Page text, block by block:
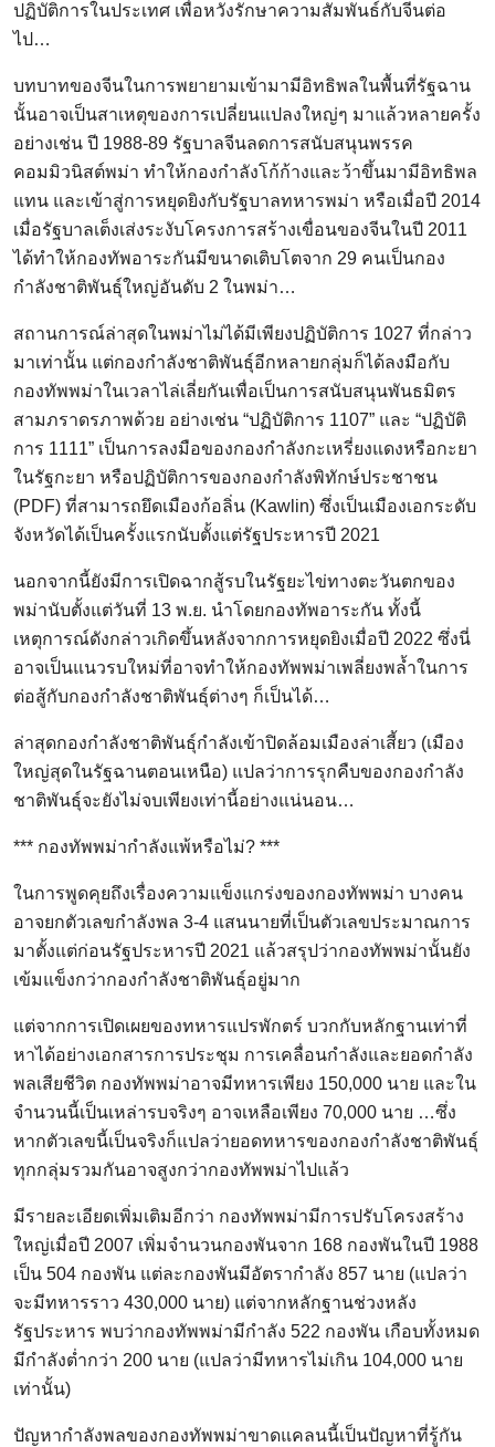
ปฏิบัติการในประเทศ เพื่อหวังรักษาความสัมพันธ์กับจีนต่อ
ไป…
บทบาทของจีนในการพยายามเข้ามามีอิทธิพลในพื้นที่รัฐฉาน
นั้นอาจเป็นสาเหตุของการเปลี่ยนแปลงใหญ่ๆ มาแล้วหลายครั้ง
อย่างเช่น ปี 1988-89 รัฐบาลจีนลดการสนับสนุนพรรค
คอมมิวนิสต์พม่า ทำให้กองกำลังโก้ก้างและว้าขึ้นมามีอิทธิพล
แทน และเข้าสู่การหยุดยิงกับรัฐบาลทหารพม่า หรือเมื่อปี 2014
เมื่อรัฐบาลเต็งเส่งระงับโครงการสร้างเขื่อนของจีนในปี 2011
ได้ทำให้กองทัพอาระกันมีขนาดเติบโตจาก 29 คนเป็นกอง
กำลังชาติพันธุ์ใหญ่อันดับ 2 ในพม่า…
สถานการณ์ล่าสุดในพม่าไม่ได้มีเพียงปฏิบัติการ 1027 ที่กล่าว
มาเท่านั้น แต่กองกำลังชาติพันธุ์อีกหลายกลุ่มก็ได้ลงมือกับ
กองทัพพม่าในเวลาไล่เลี่ยกันเพื่อเป็นการสนับสนุนพันธมิตร
สามภราดรภาพด้วย อย่างเช่น “ปฏิบัติการ 1107” และ “ปฏิบัติ
การ 1111” เป็นการลงมือของกองกำลังกะเหรี่ยงแดงหรือกะยา
ในรัฐกะยา หรือปฏิบัติการของกองกำลังพิทักษ์ประชาชน
(PDF) ที่สามารถยึดเมืองก้อลิ่น (Kawlin) ซึ่งเป็นเมืองเอกระดับ
จังหวัดได้เป็นครั้งแรกนับตั้งแต่รัฐประหารปี 2021
นอกจากนี้ยังมีการเปิดฉากสู้รบในรัฐยะไข่ทางตะวันตกของ
พม่านับตั้งแต่วันที่ 13 พ.ย. นำโดยกองทัพอาระกัน ทั้งนี้
เหตุการณ์ดังกล่าวเกิดขึ้นหลังจากการหยุดยิงเมื่อปี 2022 ซึ่งนี่
อาจเป็นแนวรบใหม่ที่อาจทำให้กองทัพพม่าเพลี่ยงพล้ำในการ
ต่อสู้กับกองกำลังชาติพันธุ์ต่างๆ ก็เป็นได้…
ล่าสุดกองกำลังชาติพันธุ์กำลังเข้าปิดล้อมเมืองล่าเสี้ยว (เมือง
ใหญ่สุดในรัฐฉานตอนเหนือ) แปลว่าการรุกคืบของกองกำลัง
ชาติพันธุ์จะยังไม่จบเพียงเท่านี้อย่างแน่นอน…
*** กองทัพพม่ากำลังแพ้หรือไม่? ***
ในการพูดคุยถึงเรื่องความแข็งแกร่งของกองทัพพม่า บางคน
อาจยกตัวเลขกำลังพล 3-4 แสนนายที่เป็นตัวเลขประมาณการ
มาตั้งแต่ก่อนรัฐประหารปี 2021 แล้วสรุปว่ากองทัพพม่านั้นยัง
เข้มแข็งกว่ากองกำลังชาติพันธุ์อยู่มาก
แต่จากการเปิดเผยของทหารแปรพักตร์ บวกกับหลักฐานเท่าที่
หาได้อย่างเอกสารการประชุม การเคลื่อนกำลังและยอดกำลัง
พลเสียชีวิต กองทัพพม่าอาจมีทหารเพียง 150,000 นาย และใน
จำนวนนี้เป็นเหล่ารบจริงๆ อาจเหลือเพียง 70,000 นาย …ซึ่ง
หากตัวเลขนี้เป็นจริงก็แปลว่ายอดทหารของกองกำลังชาติพันธุ์
ทุกกลุ่มรวมกันอาจสูงกว่ากองทัพพม่าไปแล้ว
มีรายละเอียดเพิ่มเติมอีกว่า กองทัพพม่ามีการปรับโครงสร้าง
ใหญ่เมื่อปี 2007 เพิ่มจำนวนกองพันจาก 168 กองพันในปี 1988
เป็น 504 กองพัน แต่ละกองพันมีอัตรากำลัง 857 นาย (แปลว่า
จะมีทหารราว 430,000 นาย) แต่จากหลักฐานช่วงหลัง
รัฐประหาร พบว่ากองทัพพม่ามีกำลัง 522 กองพัน เกือบทั้งหมด
มีกำลังต่ำกว่า 200 นาย (แปลว่ามีทหารไม่เกิน 104,000 นาย
เท่านั้น)
ปัญหากำลังพลของกองทัพพม่าขาดแคลนนี้เป็นปัญหาที่รู้กัน